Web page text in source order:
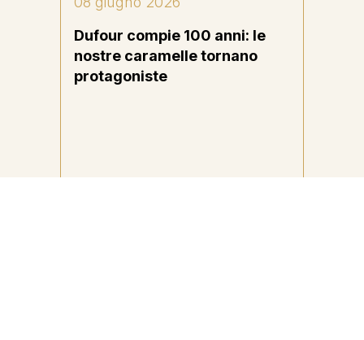
Dufour compie 100 anni: le
nostre caramelle tornano
protagoniste